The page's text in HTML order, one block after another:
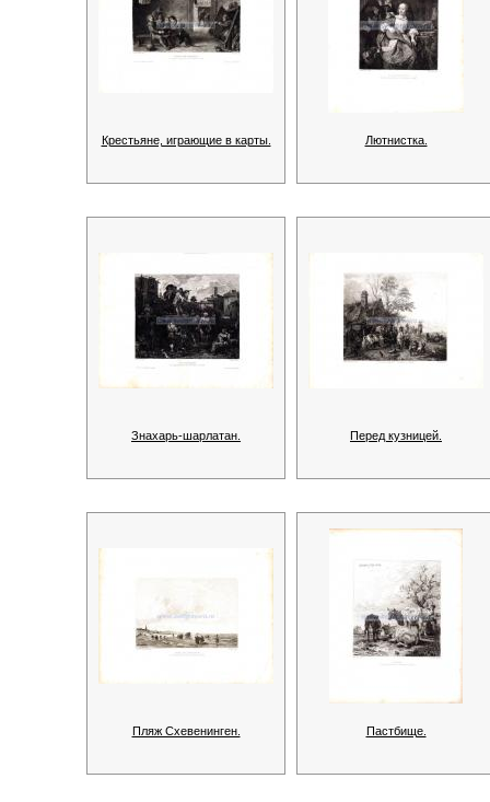
Крестьяне, играющие в карты. Лютнистка.
Знахарь-шарлатан. Перед кузницей.
Пляж Схевенинген. Пастбище.